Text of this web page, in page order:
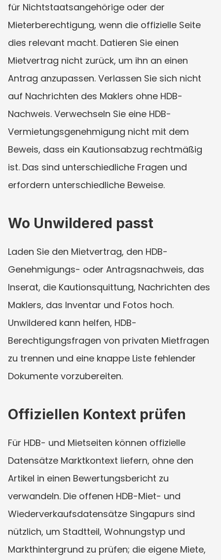
für Nichtstaatsangehörige oder der
Mieterberechtigung, wenn die offizielle Seite
dies relevant macht. Datieren Sie einen
Mietvertrag nicht zurück, um ihn an einen
Antrag anzupassen. Verlassen Sie sich nicht
auf Nachrichten des Maklers ohne HDB-
Nachweis. Verwechseln Sie eine HDB-
Vermietungsgenehmigung nicht mit dem
Beweis, dass ein Kautionsabzug rechtmäßig
ist. Das sind unterschiedliche Fragen und
erfordern unterschiedliche Beweise.
Wo Unwildered passt
Laden Sie den Mietvertrag, den HDB-
Genehmigungs- oder Antragsnachweis, das
Inserat, die Kautionsquittung, Nachrichten des
Maklers, das Inventar und Fotos hoch.
Unwildered kann helfen, HDB-
Berechtigungsfragen von privaten Mietfragen
zu trennen und eine knappe Liste fehlender
Dokumente vorzubereiten.
Offiziellen Kontext prüfen
Für HDB- und Mietseiten können offizielle
Datensätze Marktkontext liefern, ohne den
Artikel in einen Bewertungsbericht zu
verwandeln. Die offenen HDB-Miet- und
Wiederverkaufsdatensätze Singapurs sind
nützlich, um Stadtteil, Wohnungstyp und
Markthintergrund zu prüfen; die eigene Miete,